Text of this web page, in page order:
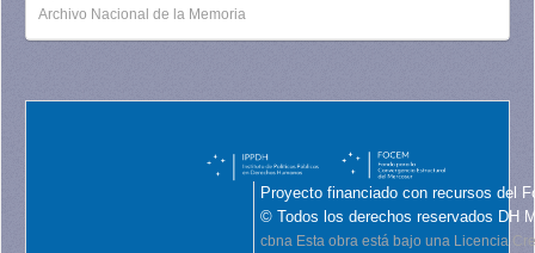
Archivo Nacional de la Memoria
Proyecto financiado con recursos del
© Todos los derechos reservados DH
cbna Esta obra está bajo una Licencia